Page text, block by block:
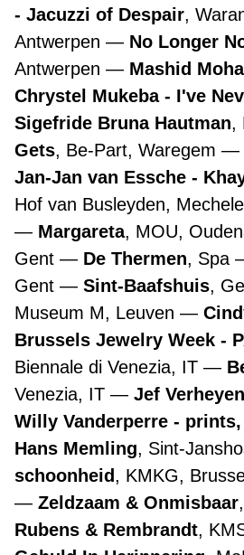
- Jacuzzi of Despair,
Antwerpen
No Longer
Antwerpen
Mashid
Chrystel Mukeba - I've
Sigefride Bruna Hautman,
Gets, Be-Part, Waregem
Jan-Jan van Essche -
Hof van Busleyden,
Margareta, MOU,
Gent
De Thermen, Spa
Gent
Sint-Baafshuis,
Museum M, Leuven
Brussels Jewelry Week -
Biennale di Venezia, IT
Venezia, IT
Jef
Willy Vanderperre -
Hans Memling, Sint-
schoonheid, KMKG,
Zeldzaam & Onmisbaar
Rubens & Rembrandt,